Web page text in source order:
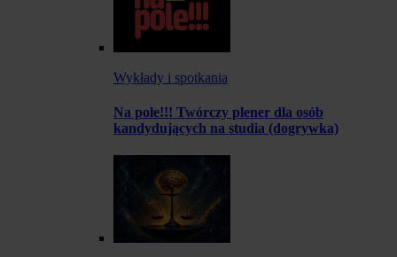
Wykłady i spotkania
Na pole!!! Twórczy plener dla osób
kandydujących na studia (dogrywka)